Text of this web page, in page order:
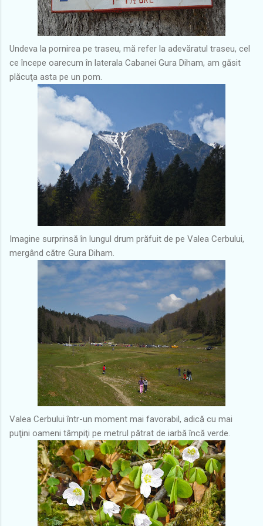
Undeva la pornirea pe traseu, mă refer la adevăratul traseu, cel
ce începe oarecum în laterala Cabanei Gura Diham, am găsit
plăcuţa asta pe un pom.
Imagine surprinsă în lungul drum prăfuit de pe Valea Cerbului,
mergând către Gura Diham.
Valea Cerbului într-un moment mai favorabil, adică cu mai
puţini oameni tâmpiţi pe metrul pătrat de iarbă încă verde.